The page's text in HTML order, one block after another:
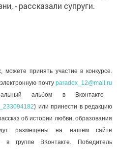
- рассказали супруги.
принять участие в конкурсе.
почту paradox_12@mail.ru
альбом в Вконтакте
) или принести в редакцию
об истории любви, образования
размещены на нашем сайте
группе ВКонтакте. Победитель